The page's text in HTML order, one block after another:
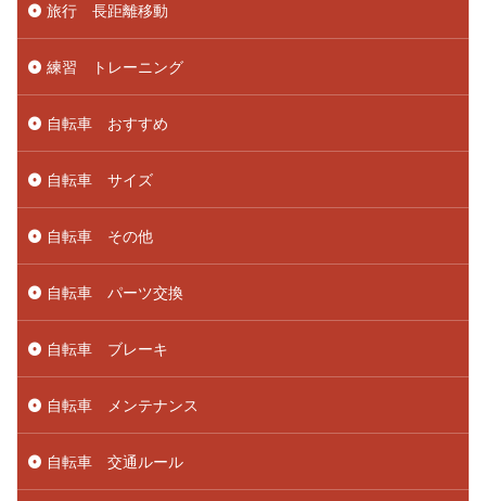
旅行 長距離移動
練習 トレーニング
自転車 おすすめ
自転車 サイズ
自転車 その他
自転車 パーツ交換
自転車 ブレーキ
自転車 メンテナンス
自転車 交通ルール